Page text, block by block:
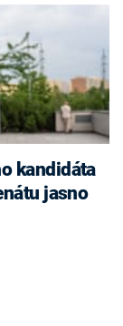
kandidáta
jasno